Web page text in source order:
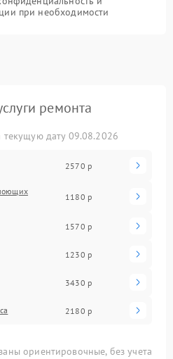
при необходимости
ремонта
дату 09.08.2026
2570 р
1180 р
1570 р
1230 р
3430 р
2180 р
ориентировочные, без учета